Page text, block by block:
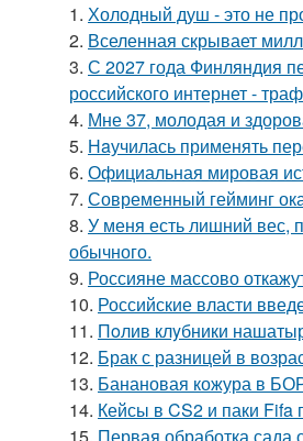
1. Холодный душ - это не
2. Вселенная скрывает
3. С 2027 года Финляндия
российского интернет -
4. Мне 37, молодая и
5. Нaучилась применять
6. Официальная мировая
7. Современный гейминг
8. У меня есть лишний вес,
обычного.
9. Россияне массово
10. Российские власти
11. Пoлив клyбники
12. Брак с разницей в
13. Банановая кожура в
14. Кейсы в CS2 и паки Fifa